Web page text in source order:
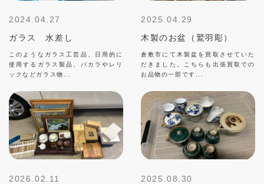
2024.04.27
ガラス 水差し
このようなガラス工芸品、日用的に
使用するガラス製品、バカラやレリ
ックなどガラス物...
2025.04.29
木製のお盆（鷲羽彫）
倉敷市にて木製盆を買取させていた
だきました。こちらも出張買取での
お品物の一部です...
2026.02.11 2025.08.30